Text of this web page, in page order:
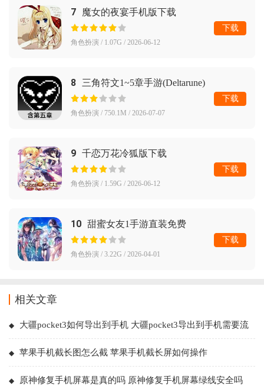
7 魔女的夜宴手机版下载
角色扮演 / 1.07G / 2026-06-12
下载
8 三角符文1~5章手游(Deltarune)
角色扮演 / 750.1M / 2026-07-07
下载
9 千恋万花冷狐版下载
角色扮演 / 1.59G / 2026-06-12
下载
10 甜蜜女友1手游直装免费
角色扮演 / 3.22G / 2026-04-01
下载
相关文章
大疆pocket3如何导出到手机 大疆pocket3导出到手机需要流
苹果手机截长图怎么截 苹果手机截长屏如何操作
原神修复手机屏幕是真的吗 原神修复手机屏幕绿线安全吗